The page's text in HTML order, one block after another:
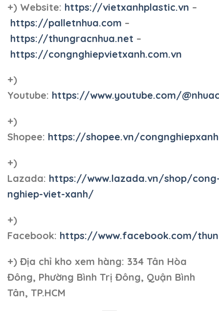
+) Website: https://vietxanhplastic.vn –
https://palletnhua.com –
https://thungracnhua.net –
https://congnghiepvietxanh.com.vn
+)
Youtube: https://www.youtube.com/
+)
Shopee: https://shopee.vn/
+)
Lazada: https://www.lazada.vn/shop/
nghiep-viet-xanh/
+)
Facebook: https://www.facebook.com/
+) Địa chỉ kho xem hàng: 334 Tân Hòa
Đông, Phường Bình Trị Đông, Quận Bình
Tân, TP.HCM